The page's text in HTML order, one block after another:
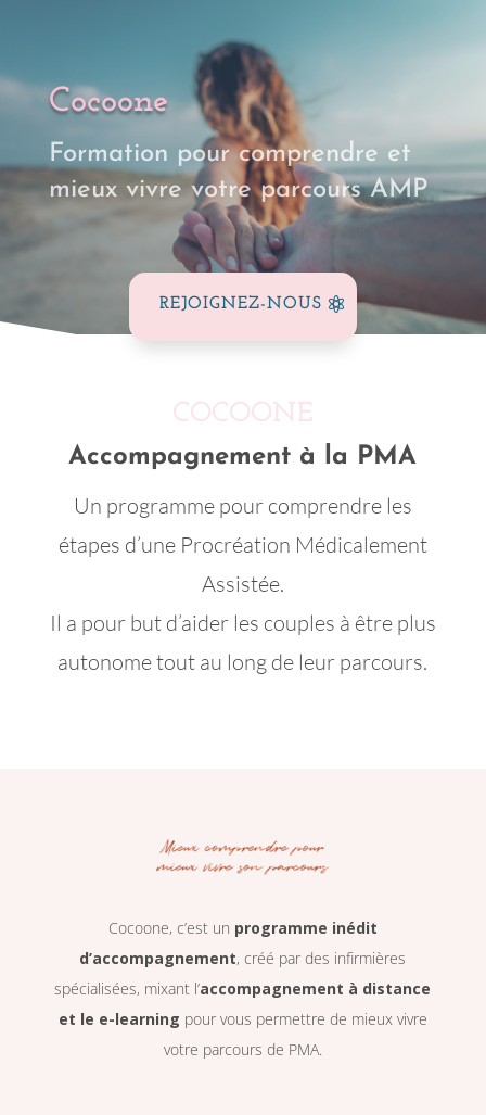
Cocoone
Formation pour comprendre et
mieux vivre votre parcours AMP
REJOIGNEZ-NOUS
COCOONE
Accompagnement à la PMA
Un programme pour comprendre les
étapes d’une Procréation Médicalement
Assistée.
Il a pour but d’aider les couples à être plus
autonome tout au long de leur parcours.
Cocoone, c’est un programme inédit
d’accompagnement, créé par des infirmières
spécialisées, mixant l’accompagnement à distance
et le e-learning pour vous permettre de mieux vivre
votre parcours de PMA.